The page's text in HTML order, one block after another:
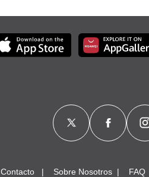
Contacto Sobre Nosotros FAQ